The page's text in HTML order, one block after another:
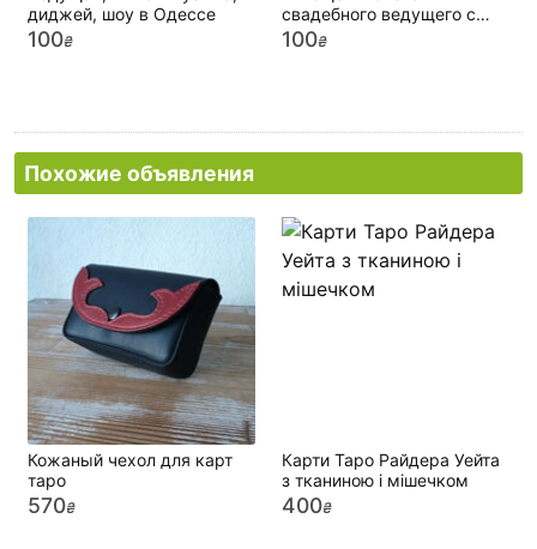
диджей, шоу в Одессе
100₴
свадебного ведущего с
музыкой - Вам сюда
100₴
Похожие объявления
Кожаный чехол для карт
таро
570₴
Карти Таро Райдера Уейта
з тканиною і мішечком
400₴